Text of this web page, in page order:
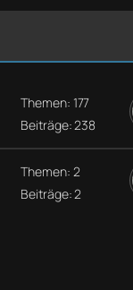
Themen: 177
Beiträge: 238
Themen: 2
Beiträge: 2